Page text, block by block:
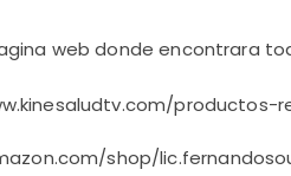
web donde encontrara
productos-
shop/